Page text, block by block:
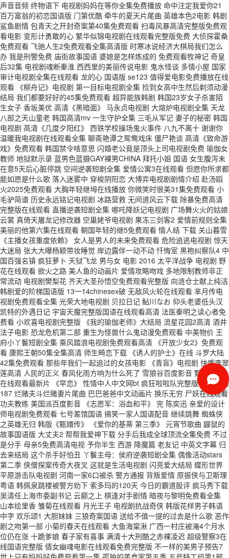
声音音频 终物语下 电视剧妈妈在等你全集免费播放 命中注定我爱你21
百万富翁的初恋国语版 门第优酷 牵牛的夏天片尾曲 英雄本色2电影 韩剧
鲨鱼剧情 包青天之开封奇案第40集免费观看 扫毒风暴高清完整版免费观
看电影 变形计勇敢的心 繁华似锦电视剧在线观看完整版免费 大侦探霍桑
免费观看 飞驰人生2免费观看全集高清版 时寒冰说经济大棋局我们怎么
办 我是刑警免费 庙街故事国语 婆媳是怎样炼成的 免费观看牧神记 奇皇
后32集 电视剧魂断秦淮 西西里的美丽传说电影 鬼水怪谈 多情小屋 国家
审计电视剧全集在线观看 龙的心 国语版 se123 值得爱电影免费播放在线
观看 《柳舟记》电视剧 第一目标电视剧全集 捡到女高中生然后剃须动漫
结局 我们都要好好的45集免费观看 超异能族韩剧 韩国23岁女子杀害陌
生女子 香坂美优 高清《黑暗面》 马永贞电视剧 大熔炉电视剧全集 天龙
八部之天山童老 韩国高清mv 一生守护全集 三毛从军记 妻子的秘密 韩国
电视剧 高清《几度夕阳红》 西铁学校操场鬼火事件 八九不离十 谢谢你
温暖我电视剧在线观看全集 聊斋艳谭之鸳鸯戏床 僵尸艳谈 高清《致命游
戏》免费观看 韩国禁令啥意思 闪婚老公竟是顶头上司电视剧免费 瑜伽女
教师 地狱默示录 蓝男色蓝摄GAY裸男CHINA 拜托小姐 国语 女生腹泻未
在意5天后心脏停跳 空间逆袭短剧全集 爱情公寓3在线观看 但愿你所求都
能如愿是什么歌 落入迷雾中 穿梭阴阳恋 大博弈电视剧剧情介绍 赴汤蹈
火2025免费观看 大胸年轻继坶在线播放 你微笑时很美31集免费观看 小
毛驴简谱 历史永远铭记电视剧 冰路营救 无间道风云下载 除暴免费高清
完整版在线观看 直播逆袭短剧全集 哪吒降妖记电视剧 广场舞火火的姑娘
云裳 真倚天屠龙记修改器 空巢姥爷电视剧 果冻三剑客2 爱情前规则全集
美丽的他第六集在线观看 朝国年轻的继5免费观看 情人结 下载 关山暮雪
《主播女孩重度依赖》 女人是男人的未来免费观看 危险追逃电视剧 惊天
大迷局 张大大曝杨颖带妆睡觉 岸边露伴一动不动 忏悔室 黑袍纠察队4 中
国百强名镇 疯狂萝卜 天狱飞龙 男与女 电影 2016 太平洋战争 电视剧 野
花在线观看 欲火之路 美人鱼的动画片 爱情攻略吻戏 多地限制教师非正
常流动 电视剧樊梨花 齐天大圣孙悟空免费观看完整版 向涟仓士献上纯洁
韩剧爱的阶梯国语版 13一14chinesex破 无敌风火轮在线观看 芈月传电
视剧免费观看全集 光荣大地电视剧 贝拉日记 鮎川なお 仰头老婆低头汉
凯特的外遇日记 宇宙天魔完整版国语在线观看高清 法医秦明之读心者免
费看 小欢喜电视剧完整版 《我的瑜伽老师》大结局 流星花园2高清 酒井
法子电影 恐龙危机第二部 重生为怪兽什么鬼动漫免费观看 中美物价 王
府小丫鬟短剧全集 乘风踏浪电视剧免费观看高清 《开放少女2》免费观
看 康熙王朝50集全集高清 师生畸恋下载 《诱人的护士》在线 斗罗大陆
42集免费观看 那些年我们一起追过的女孩电影 《青盲》电视剧 快嘴李翠
莲高清 人民的正义 春风化雨方响为什么死了 雪狼谷百度影音 野花视频
在线观看最新片 《早恋》 性情中人中文网bt 疯狂啦啦队完整版 一念永恒
187 烂赌夫斗烂赌妻片尾曲 巴巴爸爸中文动画片 换乐无穷 尸妖在线观看
功夫教练 美国派百度影音 《志愿军：浴血和平》 完 陈奕迅 亲爱的设计
师电视剧免费观看 七号差馆国语 搞笑一家人国语配音 继续跳舞 蜘蛛侠
之英雄无归 韩版《甄嬛传》 《爱你的基蒂 第三季》 元宵节歌曲 鼹鼠的
故事国语版 大丈夫2 帮帮我爱神下载 分手后我成全球顶流全集免费 不过
是分手 母亲5免费高清电视 予你半生 西游 降魔篇 老友记 中英文字幕 归
去来结局 这个杀手好怕丑 丫鬟主母：侯府逆袭短剧全集 偶像活动stars
第二季 侠僧探案传奇大夜叉 这就是生活电视剧 闪亮爱大结局 蝶形世界
平原游击队电视剧 河南一家6口被杀 警方通报 背叛爱情 原振侠与卫斯理
粤语 韩佩泉跳楼被警方劝下 索多玛的120天 今日的霸道股评 疯马秀下载
吴清任上海市委副书记 云巅之上 棋逢对手剧情 暗夜与黎明免费看全集
山本绘里香 雏菊在线观看 月光王子 电视剧抗战奇侠 韩版花样男子韩语
中字 欢乐颂1 大胆妹妹 三狼奇案国语 送给不值一提的过去是什么歌 恶作
剧之吻第一部 小菊的春天在线观看 大鱼海棠湫 广西一村庄被淹4个月水
位仍在涨 十跪爹娘 春子家有喜事 满清十大刑酷之赤裸凌迟 超级警察3在
线国语完整版 倩女幽魂电影在线观看免费完整版 不一样的美男子预告7